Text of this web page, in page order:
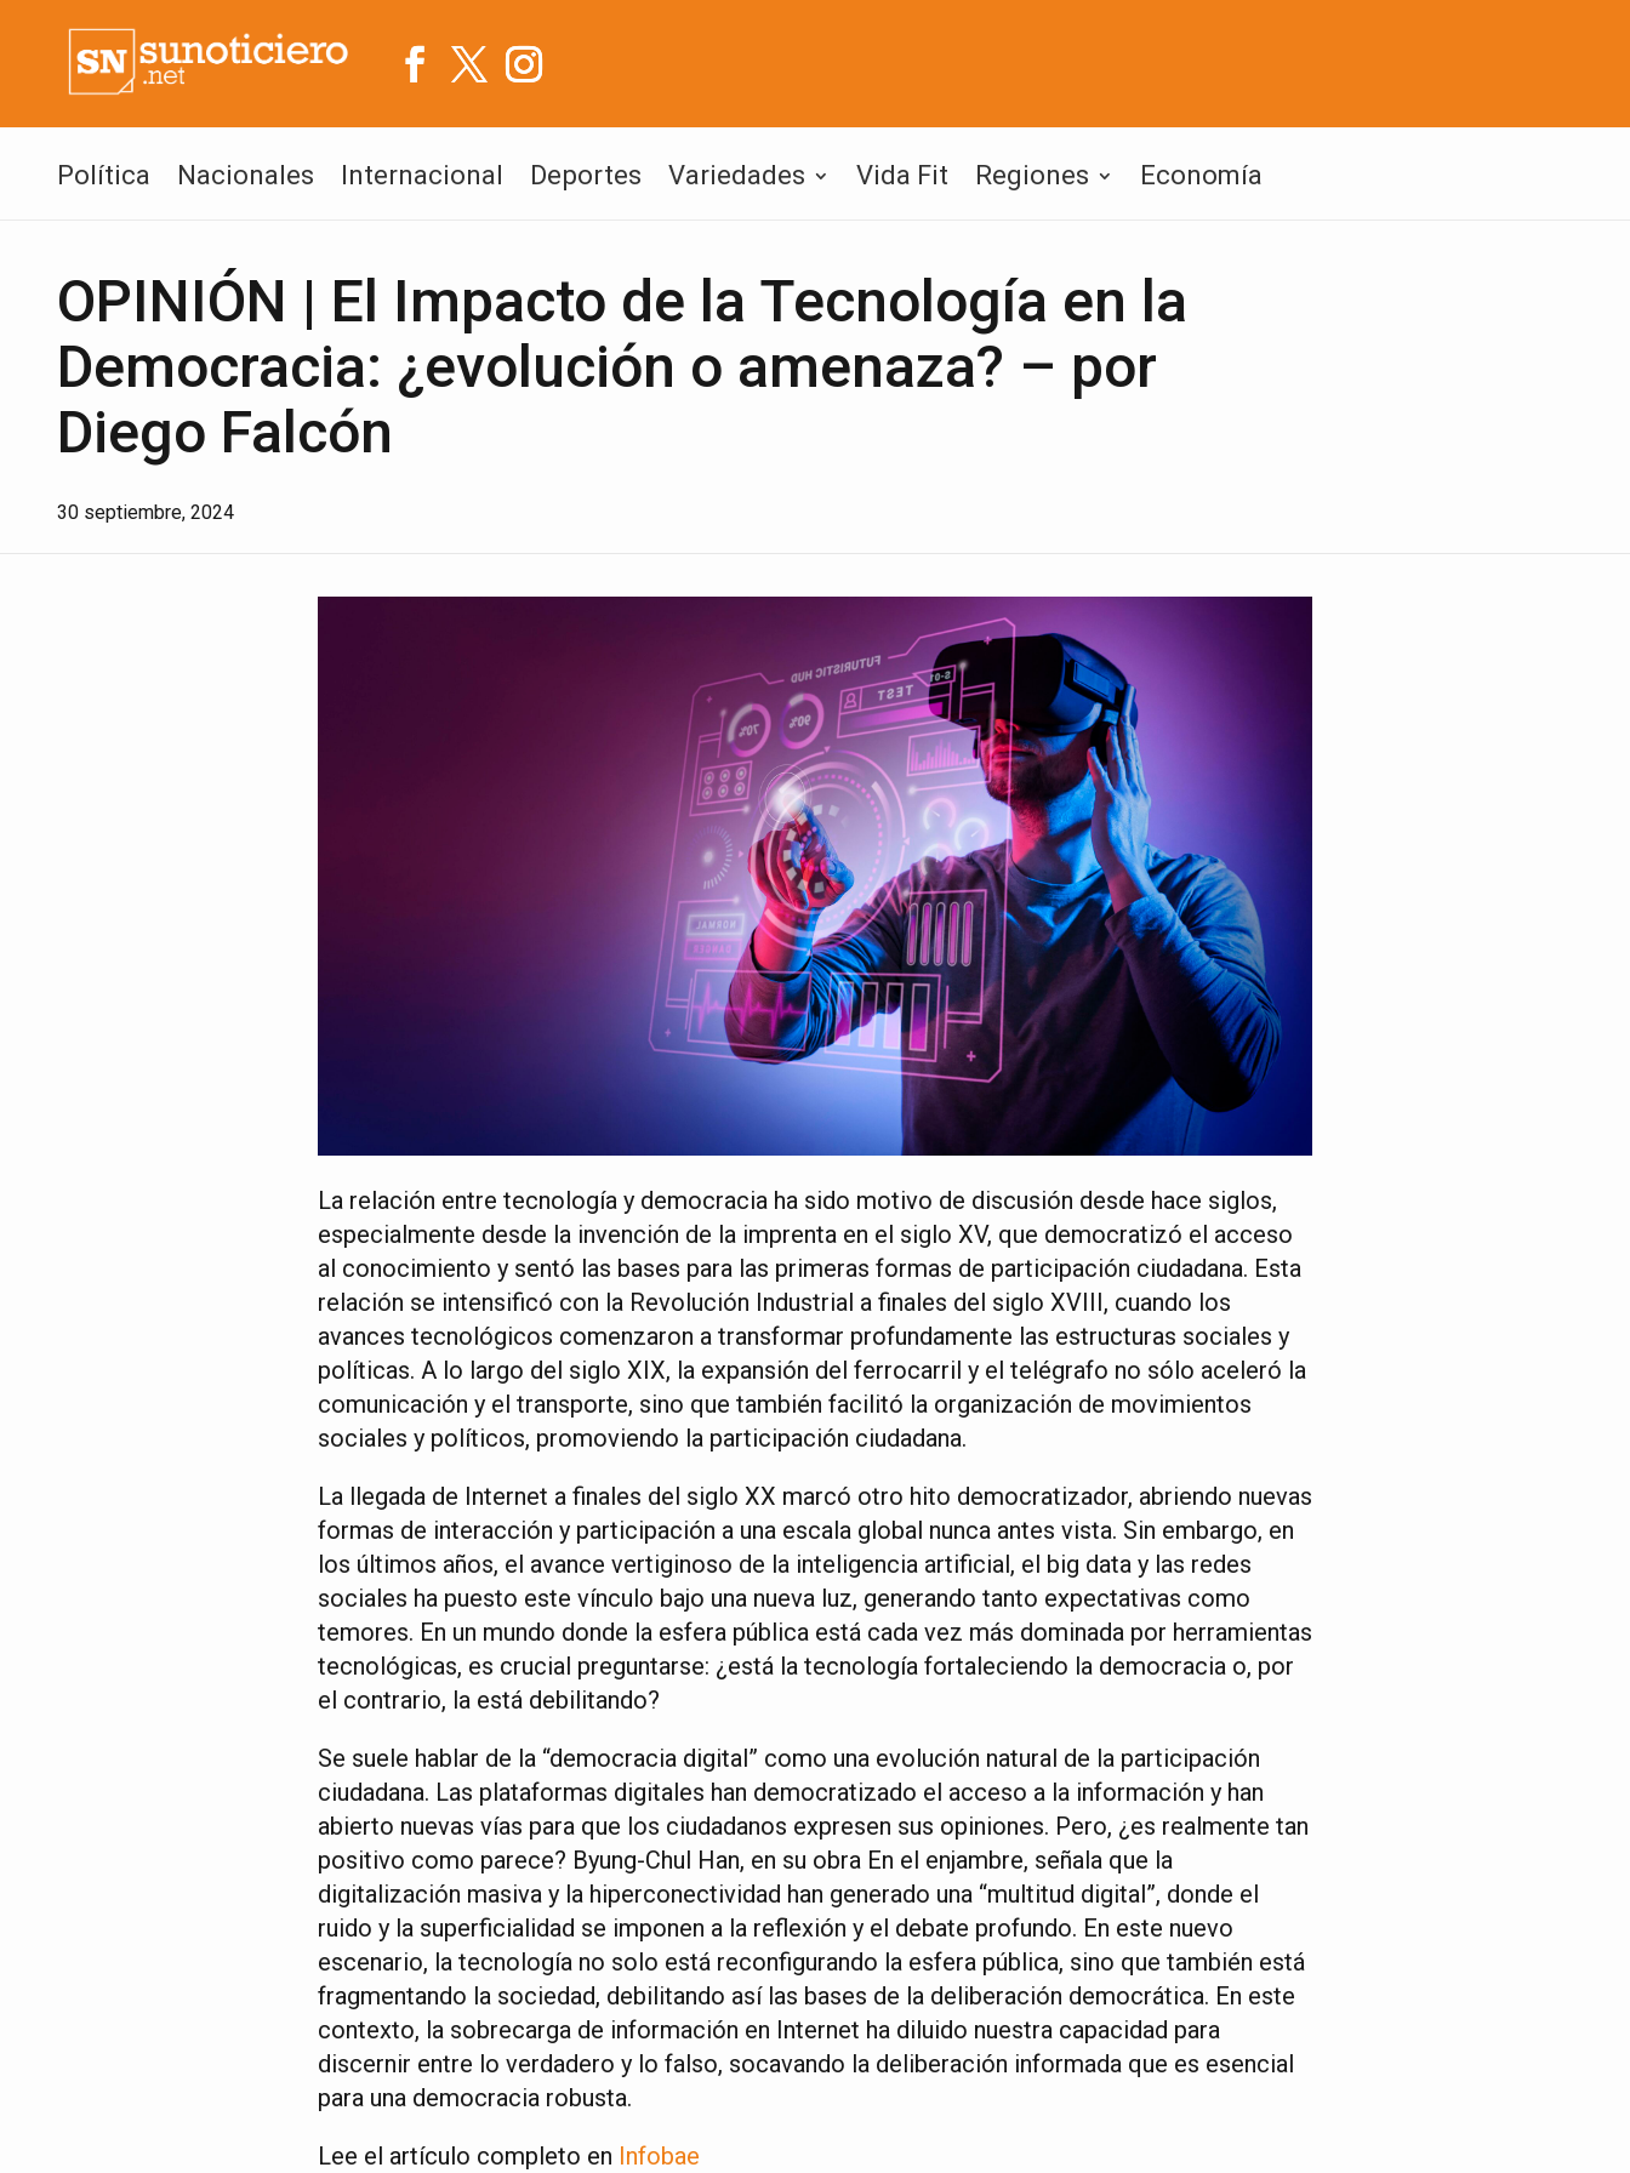
Política Nacionales Internacional Deportes Variedades Vida Fit Regiones Economía
OPINIÓN | El Impacto de la Tecnología en la
Democracia: ¿evolución o amenaza? – por
Diego Falcón
30 septiembre, 2024
La relación entre tecnología y democracia ha sido motivo de discusión desde hace siglos,
especialmente desde la invención de la imprenta en el siglo XV, que democratizó el acceso
al conocimiento y sentó las bases para las primeras formas de participación ciudadana. Esta
relación se intensificó con la Revolución Industrial a finales del siglo XVIII, cuando los
avances tecnológicos comenzaron a transformar profundamente las estructuras sociales y
políticas. A lo largo del siglo XIX, la expansión del ferrocarril y el telégrafo no sólo aceleró la
comunicación y el transporte, sino que también facilitó la organización de movimientos
sociales y políticos, promoviendo la participación ciudadana.
La llegada de Internet a finales del siglo XX marcó otro hito democratizador, abriendo nuevas
formas de interacción y participación a una escala global nunca antes vista. Sin embargo, en
los últimos años, el avance vertiginoso de la inteligencia artificial, el big data y las redes
sociales ha puesto este vínculo bajo una nueva luz, generando tanto expectativas como
temores. En un mundo donde la esfera pública está cada vez más dominada por herramientas
tecnológicas, es crucial preguntarse: ¿está la tecnología fortaleciendo la democracia o, por
el contrario, la está debilitando?
Se suele hablar de la “democracia digital” como una evolución natural de la participación
ciudadana. Las plataformas digitales han democratizado el acceso a la información y han
abierto nuevas vías para que los ciudadanos expresen sus opiniones. Pero, ¿es realmente tan
positivo como parece? Byung-Chul Han, en su obra En el enjambre, señala que la
digitalización masiva y la hiperconectividad han generado una “multitud digital”, donde el
ruido y la superficialidad se imponen a la reflexión y el debate profundo. En este nuevo
escenario, la tecnología no solo está reconfigurando la esfera pública, sino que también está
fragmentando la sociedad, debilitando así las bases de la deliberación democrática. En este
contexto, la sobrecarga de información en Internet ha diluido nuestra capacidad para
discernir entre lo verdadero y lo falso, socavando la deliberación informada que es esencial
para una democracia robusta.
Lee el artículo completo en Infobae